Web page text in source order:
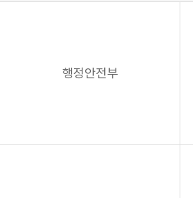
행정안전부